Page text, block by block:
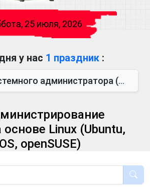
25 июля, 2026
у нас 1 праздник :
(также известен как День сисадмина) — праздник, который отмечается...
основе Linux (Ubuntu,
openSUSE)